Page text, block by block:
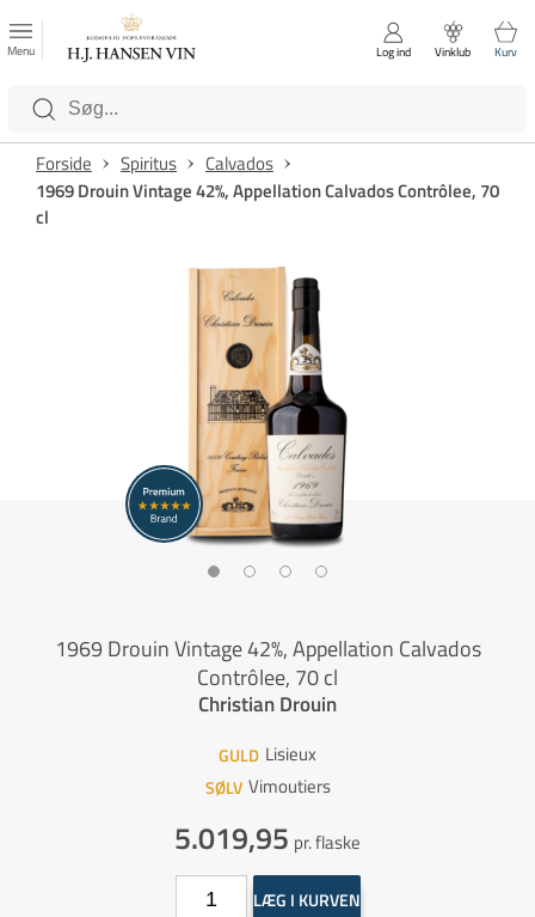
Luk
Kategorier
Menu Log ind Vinklub Kurv
Forside Spiritus
Calvados
1969 Drouin Vintage 42%, Appellation Calvados Contrôlee, 70
cl
1969 Drouin Vintage 42%, Appellation Calvados
Contrôlee, 70 cl
Christian Drouin
GULD Lisieux
SØLV Vimoutiers
5.019,95 pr. flaske
LÆG I KURVEN